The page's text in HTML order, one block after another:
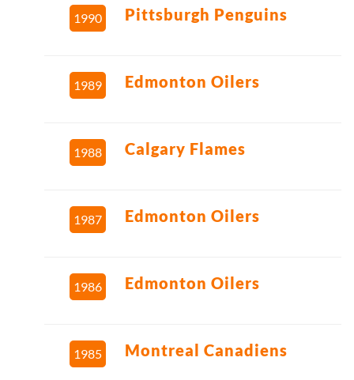
1990 Pittsburgh Penguins
1989 Edmonton Oilers
1988 Calgary Flames
1987 Edmonton Oilers
1986 Edmonton Oilers
1985 Montreal Canadiens